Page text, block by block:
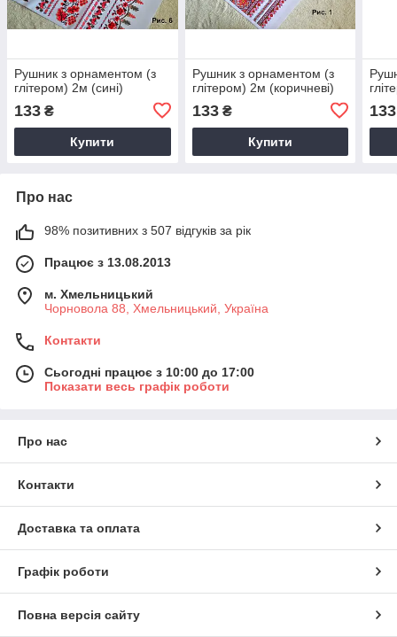
Рушник з орнаментом (з
глітером) 2м (сині)
133 ₴
Купити
Рушник з орнаментом (з
глітером) 2м (коричневі)
133₴
Купити
133
Про нас
98% позитивних з 507 відгуків за рік
Працює з 13.08.2013
м. Хмельницький
Чорновола 88, Хмельницький, Україна
Контакти
Сьогодні працює з 10:00 до 17:00
Показати весь графік роботи
Про нас
Контакти
Доставка та оплата
Графік роботи
Повна версія сайту